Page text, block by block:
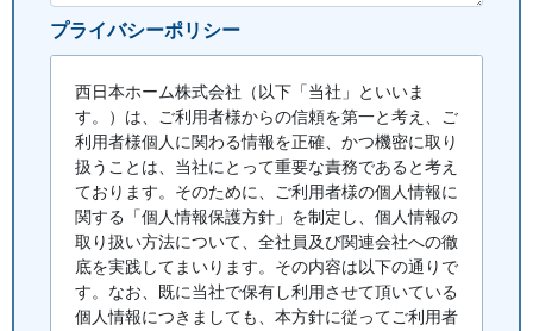
プライバシーポリシー
西日本ホーム株式会社（以下「当社」といいま
す。）は、ご利用者様からの信頼を第一と考え、ご
利用者様個人に関わる情報を正確、かつ機密に取り
扱うことは、当社にとって重要な責務であると考え
ております。そのために、ご利用者様の個人情報に
関する「個人情報保護方針」を制定し、個人情報の
取り扱い方法について、全社員及び関連会社への徹
底を実践してまいります。その内容は以下の通りで
す。なお、既に当社で保有し利用させて頂いている
個人情報につきましても、本方針に従ってご利用者